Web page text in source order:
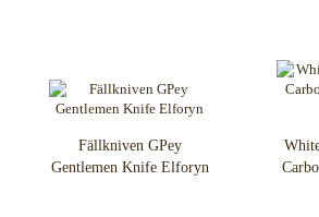
Fällkniven GPey
Gentlemen Knife Elforyn